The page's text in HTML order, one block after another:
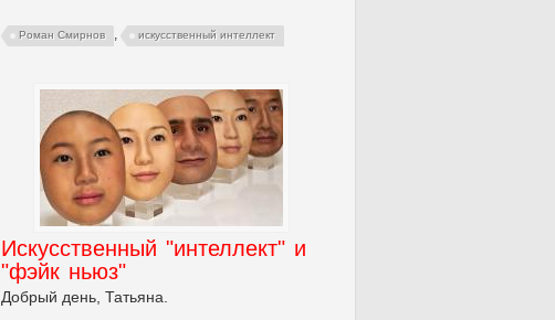
Роман Смирнов , искусственный интеллект
Искусственный "интеллект" и
"фэйк ньюз"
Добрый день, Татьяна.